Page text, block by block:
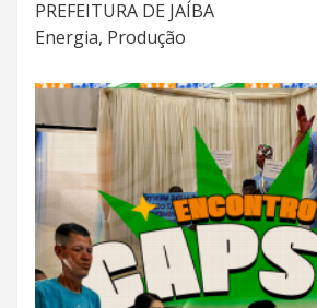
PREFEITURA DE JAÍBA
Energia, Produção